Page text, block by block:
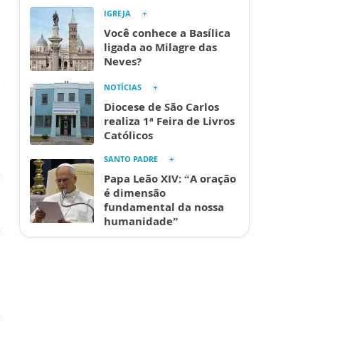
IGREJA
Você conhece a Basílica
ligada ao Milagre das
Neves?
NOTÍCIAS
Diocese de São Carlos
realiza 1ª Feira de Livros
Católicos
SANTO PADRE
Papa Leão XIV: “A oração
é dimensão
fundamental da nossa
humanidade”